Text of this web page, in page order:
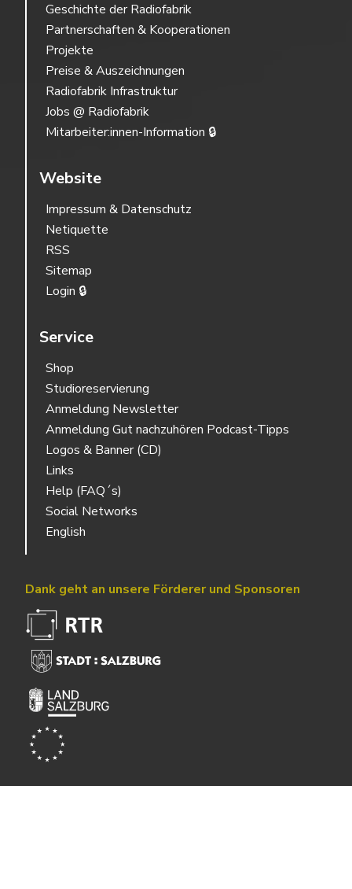
Geschichte der Radiofabrik
Partnerschaften & Kooperationen
Projekte
Preise & Auszeichnungen
Radiofabrik Infrastruktur
Jobs @ Radiofabrik
Mitarbeiter:innen-Information 🔒
Website
Impressum & Datenschutz
Netiquette
RSS
Sitemap
Login 🔒
Service
Shop
Studioreservierung
Anmeldung Newsletter
Anmeldung Gut nachzuhören Podcast-Tipps
Logos & Banner (CD)
Links
Help (FAQ´s)
Social Networks
English
Dank geht an unsere Förderer und Sponsoren